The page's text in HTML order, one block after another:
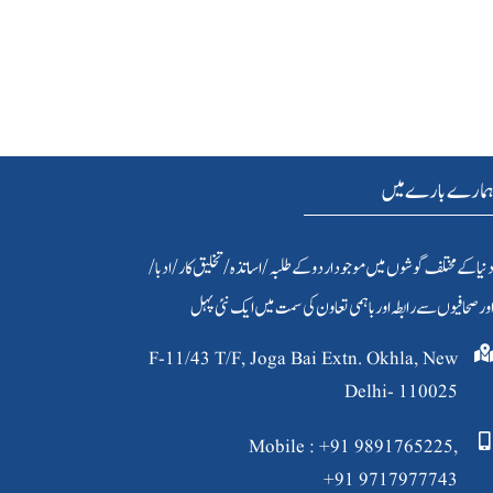
ہمارے بارے میں
دنیا کےمختلف گوشوں میں موجود اردو کے طلبہ / اساتذہ /تخلیق کار/ادبا/
اور صحافیوں سے رابطہ اور باہمی تعاون کی سمت میں ایک نئی پہل
F-11/43 T/F, Joga Bai Extn. Okhla, New
Delhi- 110025
Mobile : +91 9891765225,
+91 9717977743